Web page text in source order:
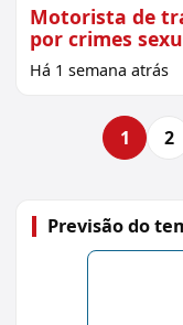
Motorista de
por crimes
Há 1 semana atrás
1 2
Previsão do